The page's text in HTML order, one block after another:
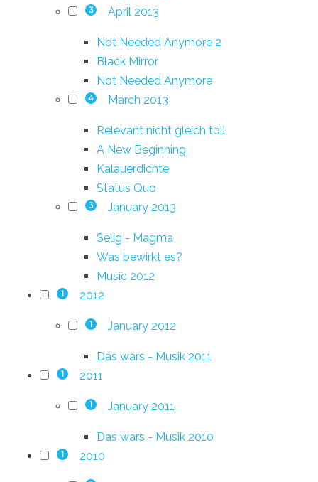
3 April 2013
Not Needed Anymore 2
Black Mirror
Not Needed Anymore
4 March 2013
Relevant nicht gleich toll
A New Beginning
Kalauerdichte
Status Quo
3 January 2013
Selig - Magma
Was bewirkt es?
Music 2012
1 2012
1 January 2012
Das wars - Musik 2011
1 2011
1 January 2011
Das wars - Musik 2010
1 2010